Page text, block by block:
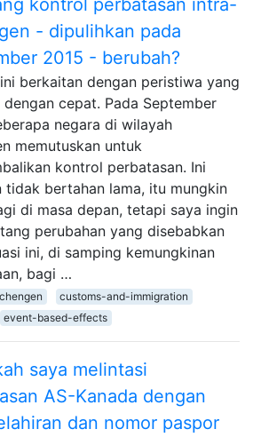
- dipulihkan pada
2015 - berubah?
berkaitan dengan peristiwa yang
dengan cepat. Pada September
negara di wilayah
memutuskan untuk
kontrol perbatasan. Ini
tidak bertahan lama, itu mungkin
di masa depan, tetapi saya ingin
perubahan yang disebabkan
ini, di samping kemungkinan
bagi …
customs-and-immigration
event-based-effects
saya melintasi
AS-Kanada dengan
dan nomor paspor